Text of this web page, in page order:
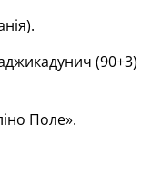
(90+3)
Поле».